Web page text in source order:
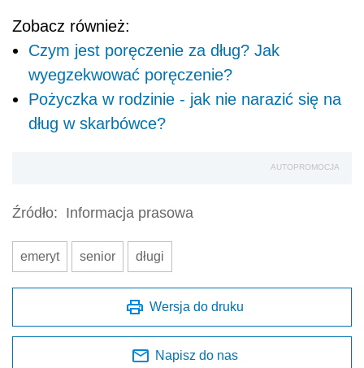
Zobacz również:
Czym jest poręczenie za dług? Jak
wyegzekwować poręczenie?
Pożyczka w rodzinie - jak nie narazić się na
dług w skarbówce?
AUTOPROMOCJA
Źródło: Informacja prasowa
emeryt senior długi
Wersja do druku
Napisz do nas